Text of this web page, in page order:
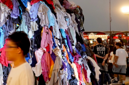
พลีลา Open House : Audience First ลุย
เปิดตัว 5 โปรเจกต์ใหม่ ปี 69